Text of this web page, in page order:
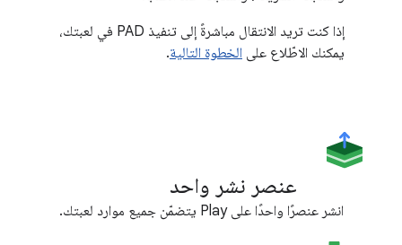
إذا كنت تريد الانتقال مباشرةً إلى تنفيذ PAD في لعبتك،
يمكنك الاطّلاع على الخطوة التالية.
عنصر نشر واحد
انشر عنصرًا واحدًا على Play يتضمّن جميع موارد لعبتك.